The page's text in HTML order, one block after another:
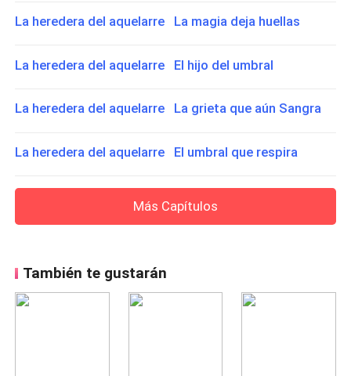
La heredera del aquelarre La magia deja huellas
La heredera del aquelarre El hijo del umbral
La heredera del aquelarre La grieta que aún Sangra
La heredera del aquelarre El umbral que respira
Más Capítulos
También te gustarán